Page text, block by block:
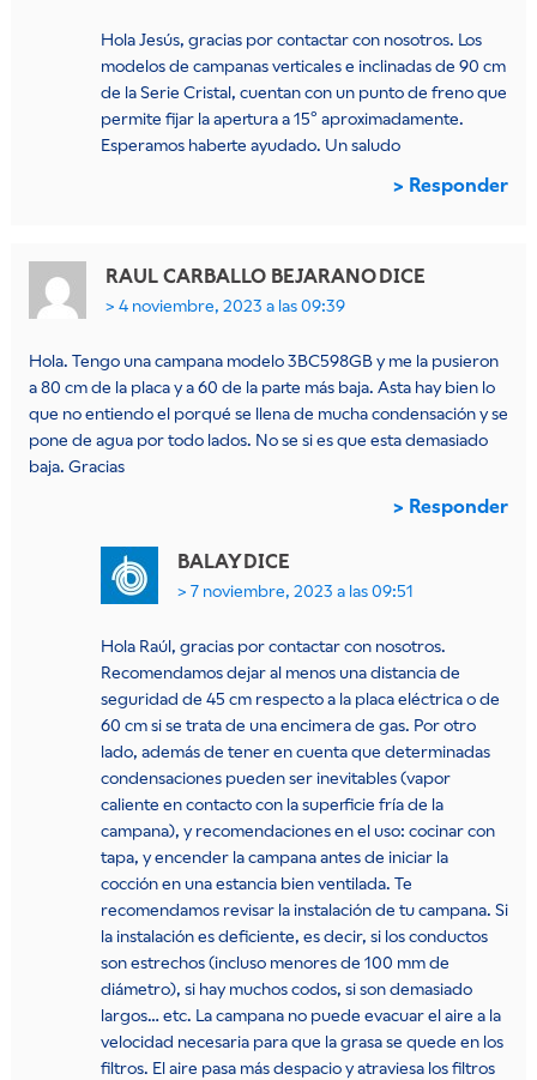
Hola Jesús, gracias por contactar con nosotros. Los
modelos de campanas verticales e inclinadas de 90 cm
de la Serie Cristal, cuentan con un punto de freno que
permite fijar la apertura a 15º aproximadamente.
Esperamos haberte ayudado. Un saludo
Responder
RAUL CARBALLO BEJARANO DICE
4 noviembre, 2023 a las 09:39
Hola. Tengo una campana modelo 3BC598GB y me la pusieron
a 80 cm de la placa y a 60 de la parte más baja. Asta hay bien lo
que no entiendo el porqué se llena de mucha condensación y se
pone de agua por todo lados. No se si es que esta demasiado
baja. Gracias
Responder
BALAY DICE
7 noviembre, 2023 a las 09:51
Hola Raúl, gracias por contactar con nosotros.
Recomendamos dejar al menos una distancia de
seguridad de 45 cm respecto a la placa eléctrica o de
60 cm si se trata de una encimera de gas. Por otro
lado, además de tener en cuenta que determinadas
condensaciones pueden ser inevitables (vapor
caliente en contacto con la superficie fría de la
campana), y recomendaciones en el uso: cocinar con
tapa, y encender la campana antes de iniciar la
cocción en una estancia bien ventilada. Te
recomendamos revisar la instalación de tu campana. Si
la instalación es deficiente, es decir, si los conductos
son estrechos (incluso menores de 100 mm de
diámetro), si hay muchos codos, si son demasiado
largos… etc. La campana no puede evacuar el aire a la
velocidad necesaria para que la grasa se quede en los
filtros. El aire pasa más despacio y atraviesa los filtros